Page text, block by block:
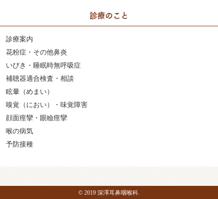
診療のこと
診療案内
花粉症・その他鼻炎
いびき・睡眠時無呼吸症
補聴器適合検査・相談
眩暈（めまい）
嗅覚（におい）・味覚障害
顔面痙攣・眼瞼痙攣
喉の病気
予防接種
© 2019 深澤耳鼻咽喉科.